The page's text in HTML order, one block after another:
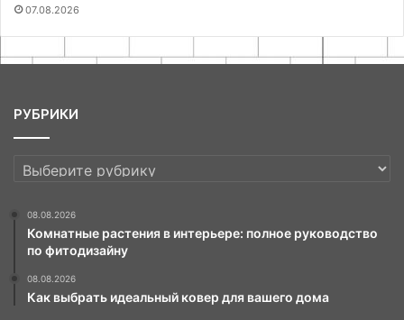
07.08.2026
РУБРИКИ
РУБРИКИ
08.08.2026
Комнатные растения в интерьере: полное руководство
по фитодизайну
08.08.2026
Как выбрать идеальный ковер для вашего дома